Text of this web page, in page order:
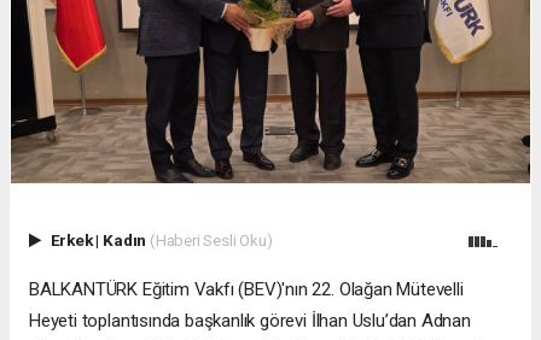
Erkek| Kadın (Haberi Sesli Oku)
BALKANTÜRK Eğitim Vakfı (BEV)'nın 22. Olağan Mütevelli
Heyeti toplantısında başkanlık görevi İlhan Uslu’dan Adnan